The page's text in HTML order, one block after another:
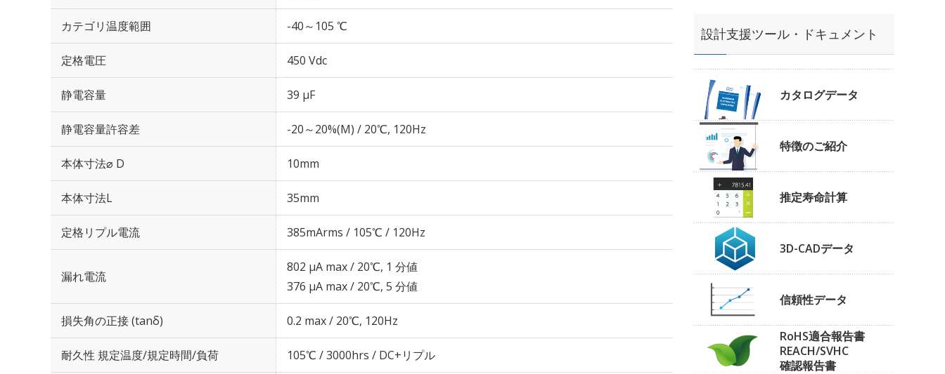
カテゴリ温度範囲 -40～105 ℃
定格電圧 450 Vdc
静電容量 39 µF
静電容量許容差 -20～20%(M) / 20℃, 120Hz
本体寸法⌀ D 10mm
本体寸法L 35mm
定格リプル電流 385mArms / 105℃ / 120Hz
漏れ電流
802 μA max / 20℃, 1 分値
376 μA max / 20℃, 5 分値
損失角の正接 (tanδ) 0.2 max / 20℃, 120Hz
耐久性 規定温度/規定時間/負荷 105℃ / 3000hrs / DC+リプル
設計支援ツール・ドキュメント
カタログデータ
特徴のご紹介
推定寿命計算
3D-CADデータ
信頼性データ
RoHS適合報告書
REACH/SVHC
確認報告書